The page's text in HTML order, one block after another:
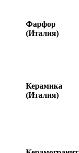
Фарфор
(Италия)
Керамика
(Италия)